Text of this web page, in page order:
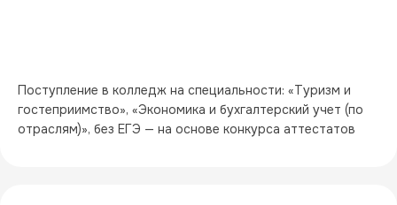
Поступление в колледж на специальности: «Туризм и
гостеприимство», «Экономика и бухгалтерский учет (по
отраслям)», без ЕГЭ — на основе конкурса аттестатов